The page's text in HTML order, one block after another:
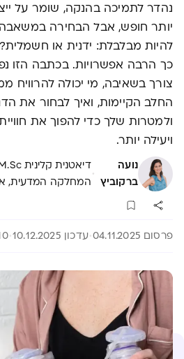
נהדר לתמיכה בהנקה, שומר על
יותר חופש, אבל הבחירה
להיות מבלבלת: ידנית או
כך הרבה אפשרויות. בכתבה הזו
צורך בשאיבה, מי יכולה להרוויח
החלב הקיימות, ואיך לבחור את
ולמטרות שלך כדי להפוך את
ויעילה יותר.
נועה
ברקוביץ ·המחלקה המדעית,
פרסום 04.11.2025 עדכון 10.12.2025 10 דקות